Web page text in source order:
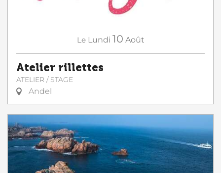
Le Lundi 10 Août
Atelier rillettes
ATELIER / STAGE
Andel